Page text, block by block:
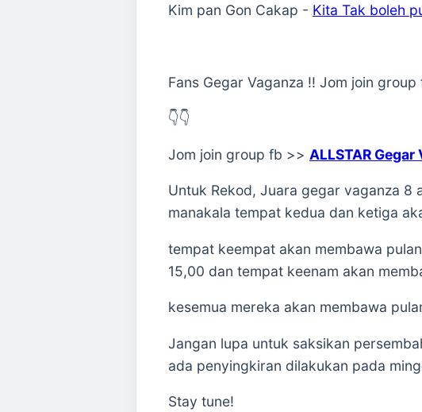
Kim pan Gon Cakap - Kita Tak boleh
Fans Gegar Vaganza !! Jom join
👇👇
Jom join group fb >> ALLSTAR
Untuk Rekod, Juara gegar vaganza
manakala tempat kedua dan ketiga
tempat keempat akan membawa
15,00 dan tempat keenam akan
kesemua mereka akan membawa
Jangan lupa untuk saksikan
ada penyingkiran dilakukan pada
Stay tune!